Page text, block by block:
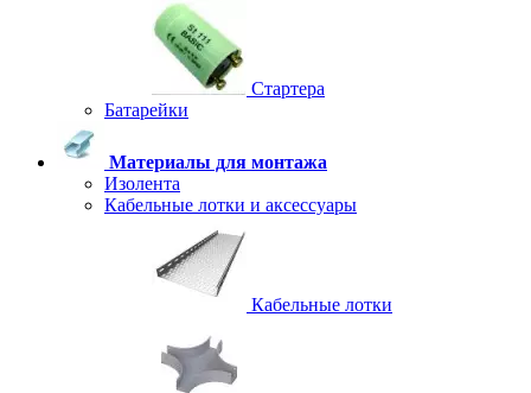
Стартера
Батарейки
Материалы для монтажа
Изолента
Кабельные лотки и аксессуары
Кабельные лотки